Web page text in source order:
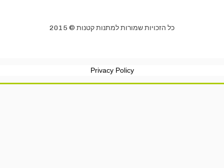
כל הזכויות שמורות למתנות קטנות © 2015
Privacy Policy